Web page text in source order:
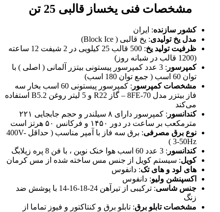
مشخصات فنی یخساز قالبی 25 تن
کشور سازنده: ایران
مدل یخ تولیدی: یخ قالبی ( Block Ice)
ظرفیت تولید یخ
: 500 قالب 25 کیلویی در 2 شیفت 12 ساعته
(1200 قالب در شبانه روز)
کمپرسور
: 3 عدد کمپرسور پیستونی بیتزر آلمانی ( اصلی ) با
توان 60 اسب ( جمع توان 180 اسب)
مشخصات کمپرسور
: کمپرسور پیستونی 60 اسب بخار سه
فاز بیتزر مدل 8FE-70 – گاز R22 و 5 لیتر روغن B5.2 استفاده
می‌کند
کندانسور
: کمپرسور دارای ۸ سیلندر و حجم جابجایی ۲۲۱
مترمکعب بر ساعت در دور ۱۴۵۰ و فرکانس ۵۰ هرتز است
نوع برق مصرفی
: برق سه فاز با آمپر مناسب ( حداقل 400V-
3-50Hz )
کندانسور : 3 عدد 60 اسب هوا خنک نوین ، با فن 8 پره زیلابگ
کویل: سیستم کویل از جنس مس ساخته شده از مس کرمان
های لود و های تک: دانفوس
اکسپنشن ولیو: دانفوس
جنس شاسی
: ترکیبی از تیرآهن 24-18-16-14 با پوشش ضد
زنگ
مشخصات تابلو برق: تابلو برق و کنتاکتور و فیوز تماما از